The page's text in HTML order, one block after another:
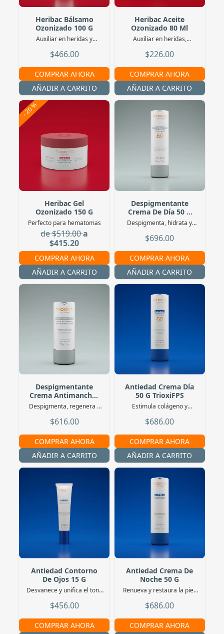
Heribac Bálsamo
Ozonizado 100 G
Auxiliar en heridas y
$466.00
COMPRAR AHORA
AÑADIR A CARRITO
Heribac Aceite
Ozonizado 80 Ml
Auxiliar en heridas,
secas
$226.00
COMPRAR AHORA
AÑADIR A CARRITO
- 20 %
Heribac Gel
Ozonizado 150 G
Perfecto para hematomas
de $519.00a
$415.20
COMPRAR AHORA
AÑADIR A CARRITO
Despigmentante
Crema De Día 50 G
TrioxiFPS
Despigmenta, hidrata y
día
$696.00
COMPRAR AHORA
AÑADIR A CARRITO
Despigmentante
Crema Antimanchas
30 G
Despigmenta, regenera y
noche
$616.00
COMPRAR AHORA
AÑADIR A CARRITO
Antiedad Crema Día
50 G TrioxiFPS
Estimula colágeno y
solar FPS 50+. Uso de día
$686.00
COMPRAR AHORA
AÑADIR A CARRITO
Antiedad Contorno
De Ojos 15 G
Desvanece y unifica el tono
$456.00
COMPRAR AHORA
Antiedad Crema De
Noche 50 G
Renueva y restaura la piel.
$686.00
COMPRAR AHORA